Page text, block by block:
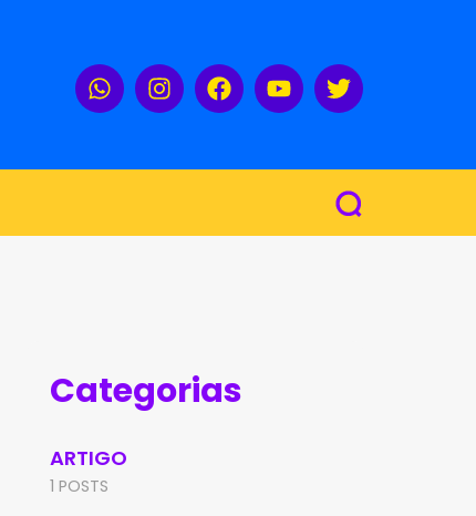
Categorias
ARTIGO
1 POSTS